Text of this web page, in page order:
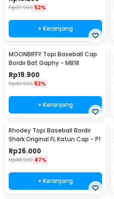
Rp37.900 52%
+ Keranjang
MOONBIFFY Topi Baseball Cap
Bordir Bat Gaphy - MB18
Rp19.900
Rp40.900 52%
+ Keranjang
Rhodey Topi Baseball Bordir
Shark Original FL Katun Cap - P1
Rp26.000
Rp48.900 47%
+ Keranjang